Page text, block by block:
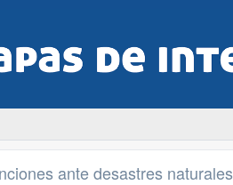
ante desastres naturales